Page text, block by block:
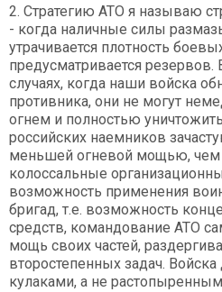
2. Стратегию АТО я называю
- когда наличные силы
утрачивается плотность
предусматривается резервов.
случаях, когда наши войска
противника, они не могут
огнем и полностью
российских наемников
меньшей огневой мощью,
колоссальные
возможность применения
бригад, т.е. возможность
средств, командование АТО
мощь своих частей,
второстепенных задач.
кулаками, а не